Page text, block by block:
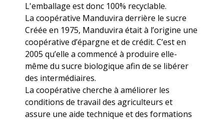
L'emballage est donc 100% recyclable.
La coopérative Manduvira derrière le sucre
Créée en 1975, Manduvira était à l’origine une
coopérative d’épargne et de crédit. C’est en
2005 qu’elle a commencé à produire elle-
même du sucre biologique afin de se libérer
des intermédiaires.
La coopérative cherche à améliorer les
conditions de travail des agriculteurs et
assure une aide technique et des formations